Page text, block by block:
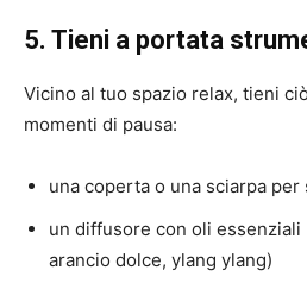
5. Tieni a portata
Vicino al tuo spazio relax, tieni
momenti di pausa:
una coperta o una sciarpa per
un diffusore con oli essenziali
arancio dolce, ylang ylang)